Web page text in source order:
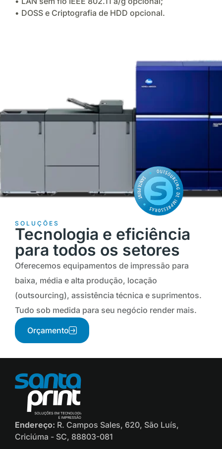
• DOSS e Criptografia de HDD opcional.
SOLUÇÕES
Tecnologia e eficiência
para todos os setores
Oferecemos equipamentos de impressão para
baixa, média e alta produção, locação
(outsourcing), assistência técnica e suprimentos.
Tudo sob medida para seu negócio render mais.
Orçamento
Endereço: R. Campos Sales, 620, São Luís,
Criciúma - SC, 88803-081